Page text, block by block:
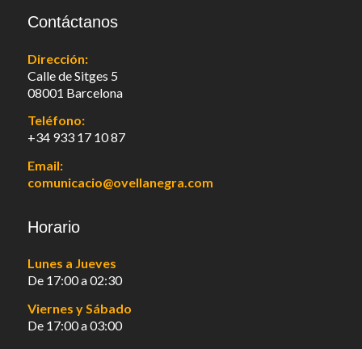
Contáctanos
Dirección:
Calle de Sitges 5
08001 Barcelona
Teléfono:
+34 933 17 10 87
Email:
comunicacio@ovellanegra.com
Horario
Lunes a Jueves
De 17:00 a 02:30
Viernes y Sábado
De 17:00 a 03:00